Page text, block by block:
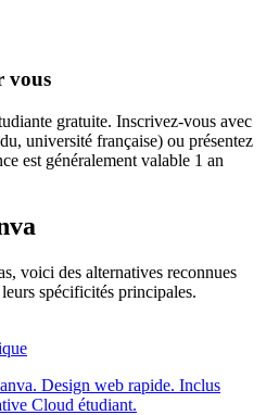
vous
gratuite. Inscrivez-vous avec
université française) ou présentez
est généralement valable 1 an
voici des alternatives reconnues
spécificités principales.
Design web rapide. Inclus
Cloud étudiant.